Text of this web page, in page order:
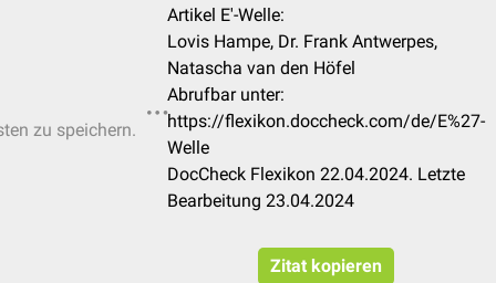
zu speichern.
Artikel E'-Welle:
Lovis Hampe, Dr. Frank Antwerpes,
Natascha van den Höfel
Abrufbar unter:
https://flexikon.doccheck.com/de/E%27-
Welle
DocCheck Flexikon 22.04.2024. Letzte
Bearbeitung 23.04.2024
Zitat kopieren